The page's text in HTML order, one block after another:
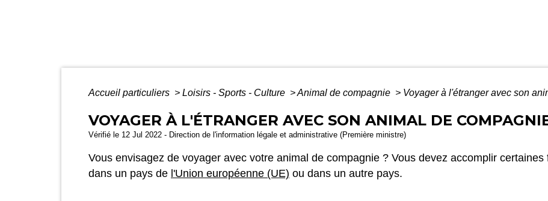
Accueil particuliers > Loisirs - Sports - Culture >Animal de compagnie > Voyager à l'étranger avec son
VOYAGER À L'ÉTRANGER AVEC SON ANIMAL DE
Vérifié le 12 Jul 2022 - Direction de l'information légale et administrative (Première ministre)
Vous envisagez de voyager avec votre animal de compagnie ? Vous devez accomplir
dans un pays de l'Union européenne (UE) ou dans un autre pays.